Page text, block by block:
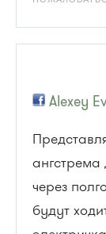
Alexey
ангстрема
через
будут